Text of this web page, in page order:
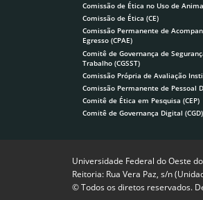
Comissão de Ética no Uso de
Comissão de Ética (CE)
Comissão Permanente de
Egresso (CPAE)
Comitê de Governança de
Trabalho (CGSST)
Comissão Própria de Avaliação
Comissão Permanente de Pessoal
Comitê de Ética em Pesquisa (CEP)
Comitê de Governança Digital (CGD)
Universidade Federal do Oeste
Reitoria: Rua Vera Paz, s/n
© Todos os diretos reservados.